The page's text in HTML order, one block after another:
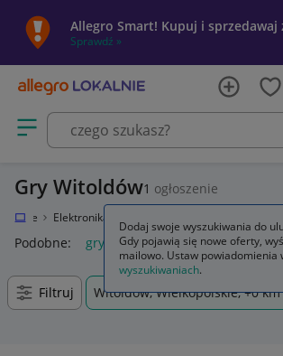
Allegro Smart! Kupuj i sprzedawaj
Sprawdź »
Otwórz menu z kategoriami
Gry Witoldów1 ogłoszenie
Elektronika
Podobne: gry gry ps5 gry ps4 karty
Filtruj Witoldów, Wielkopolskie, +0 km
Dodaj swoje wyszukiwania do
Gdy pojawią się nowe oferty,
mailowo. Ustaw powiadomienia
wyszukiwaniach.